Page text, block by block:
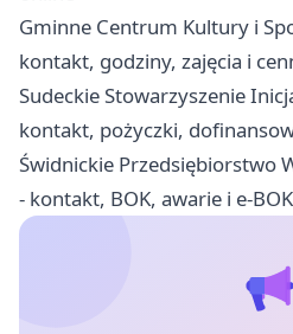
Gminne Centrum Kultury i
kontakt, godziny, zajęcia i
Sudeckie Stowarzyszenie
kontakt, pożyczki,
Świdnickie Przedsiębiorstwo
- kontakt, BOK, awarie i e-BOK